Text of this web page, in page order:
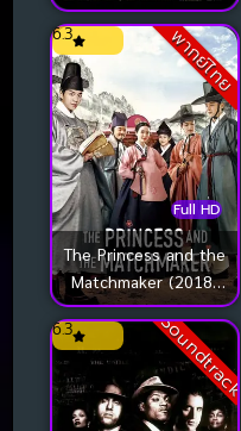
พากย์ไทย
Full HD
6.3
The Princess and the
Matchmaker (2018)
เจ้าหญิงจอมวุ่นกับเรื่อง
ยุ่งของชาย 4 คน
Soundtrack
6.3